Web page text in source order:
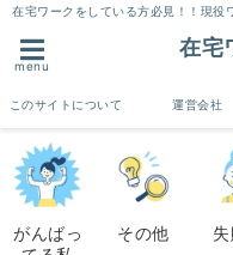
在宅ワークをしている方必見！！現役
menu
在宅
このサイトについて 運営会社
がんばっ
その他